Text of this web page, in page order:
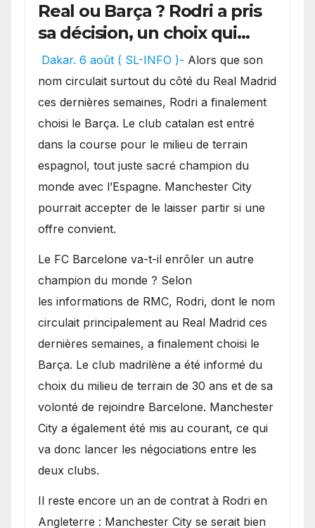
Real ou Barça ? Rodri a pris
sa décision, un choix qui
pourrait faire grand bruit
sur le marché des
transferts.
Dakar. 6 août ( SL-INFO )- Alors que son
nom circulait surtout du côté du Real Madrid
ces dernières semaines, Rodri a finalement
choisi le Barça. Le club catalan est entré
dans la course pour le milieu de terrain
espagnol, tout juste sacré champion du
monde avec l’Espagne. Manchester City
pourrait accepter de le laisser partir si une
offre convient.
​Le FC Barcelone va-t-il enrôler un autre
champion du monde ? Selon
les informations de RMC, Rodri, dont le nom
circulait principalement au Real Madrid ces
dernières semaines, a finalement choisi le
Barça. Le club madrilène a été informé du
choix du milieu de terrain de 30 ans et de sa
volonté de rejoindre Barcelone. Manchester
City a également été mis au courant, ce qui
va donc lancer les négociations entre les
deux clubs.
​Il reste encore un an de contrat à Rodri en
Angleterre : Manchester City se serait bien